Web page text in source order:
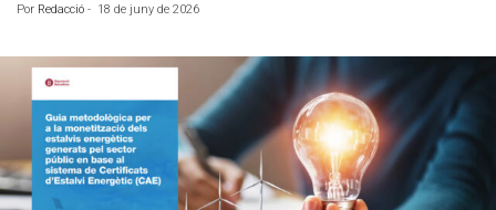
Por Redacció - 18 de juny de 2026